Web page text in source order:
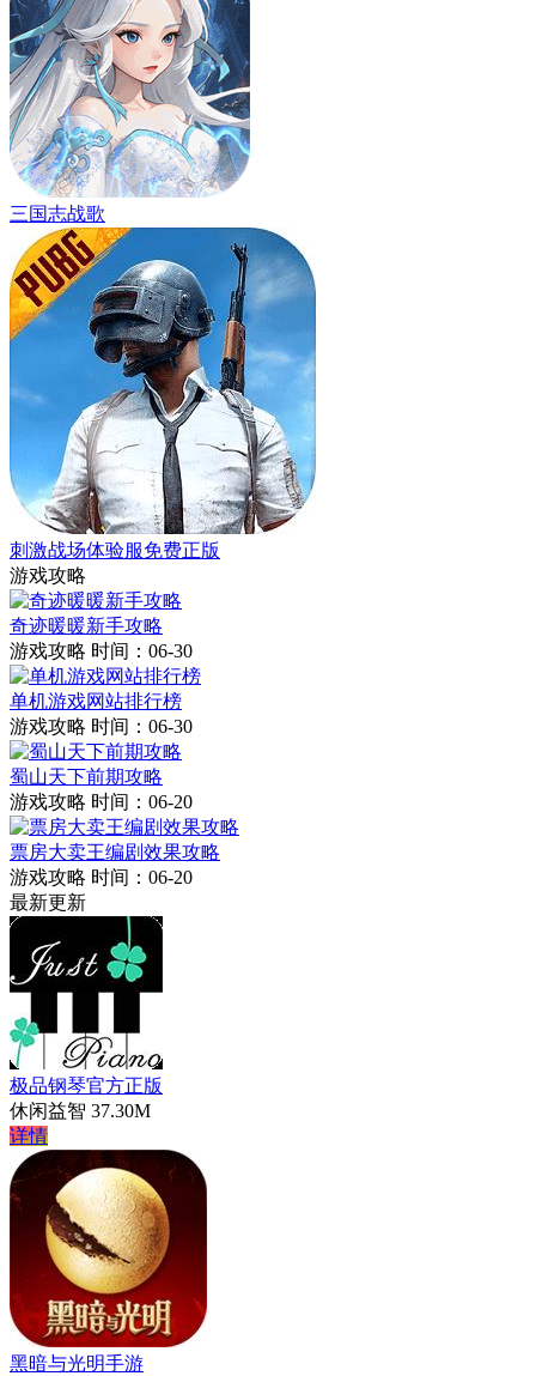
三国志战歌
刺激战场体验服免费正版
游戏攻略
奇迹暖暖新手攻略
游戏攻略 时间：06-30
单机游戏网站排行榜
游戏攻略 时间：06-30
蜀山天下前期攻略
游戏攻略 时间：06-20
票房大卖王编剧效果攻略
游戏攻略 时间：06-20
最新更新
极品钢琴官方正版
休闲益智 37.30M
详情
黑暗与光明手游